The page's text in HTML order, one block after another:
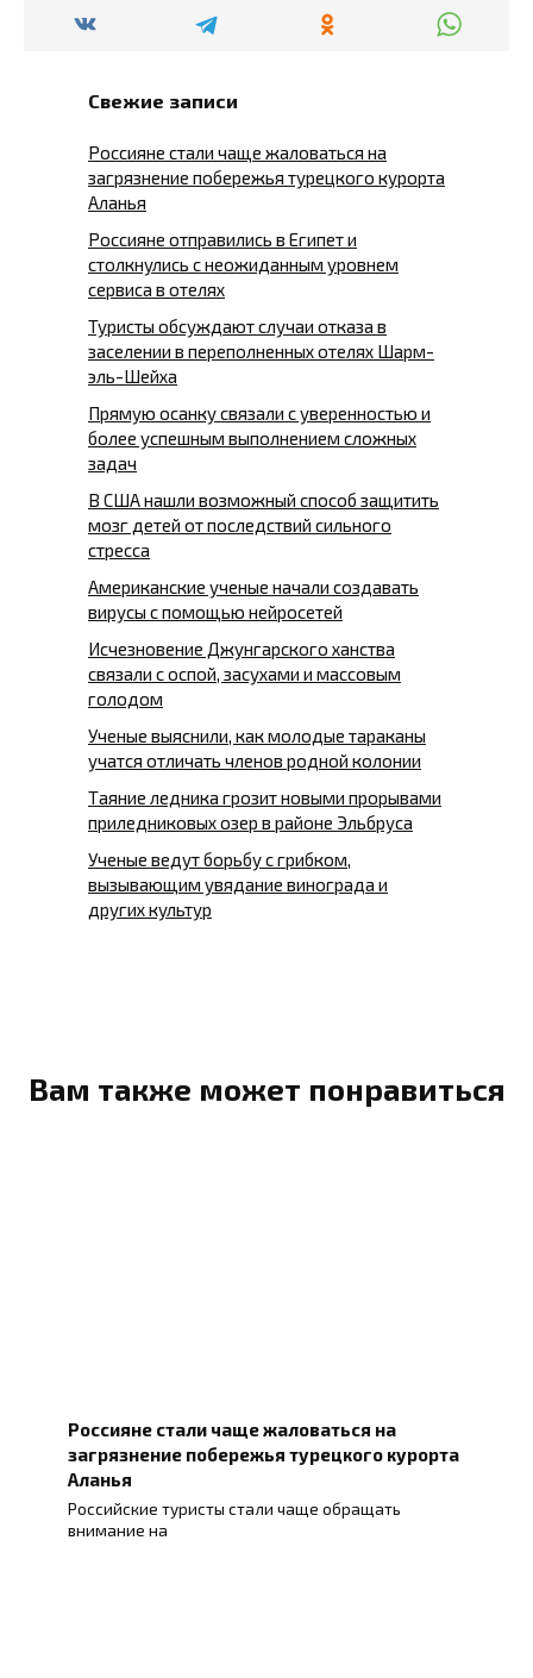
Свежие записи
Россияне стали чаще жаловаться на
загрязнение побережья турецкого курорта
Аланья
Россияне отправились в Египет и
столкнулись с неожиданным уровнем
сервиса в отелях
Туристы обсуждают случаи отказа в
заселении в переполненных отелях Шарм-
эль-Шейха
Прямую осанку связали с уверенностью и
более успешным выполнением сложных
задач
В США нашли возможный способ защитить
мозг детей от последствий сильного
стресса
Американские ученые начали создавать
вирусы с помощью нейросетей
Исчезновение Джунгарского ханства
связали с оспой, засухами и массовым
голодом
Ученые выяснили, как молодые тараканы
учатся отличать членов родной колонии
Таяние ледника грозит новыми прорывами
приледниковых озер в районе Эльбруса
Ученые ведут борьбу с грибком,
вызывающим увядание винограда и
других культур
Вам также может понравиться
Россияне стали чаще жаловаться на
загрязнение побережья турецкого курорта
Аланья
Российские туристы стали чаще обращать
внимание на